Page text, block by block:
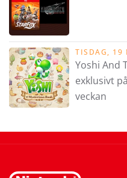
TISDAG, 19
Yoshi And
exklusivt
veckan